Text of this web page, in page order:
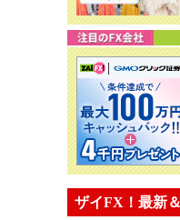
ザイFX！最新